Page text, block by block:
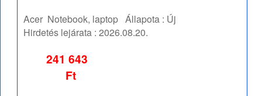
Acer Notebook, laptop Állapota : Új
Hirdetés lejárata :2026.08.20.
241 643
Ft